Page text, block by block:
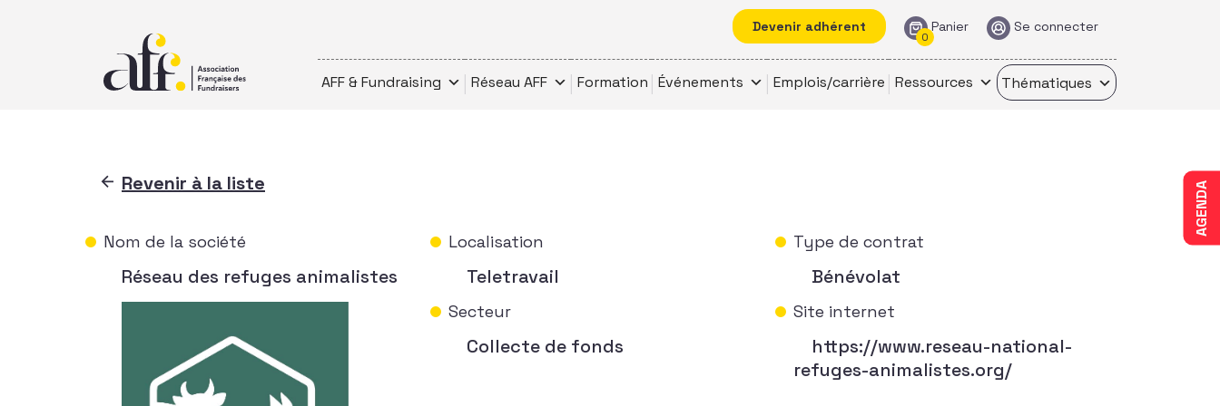
Devenir adhérent Panier
0
Se connecter
AFF & Fundraising Réseau AFF Formation Événements Emplois/carrière Ressources Thématiques
AGENDA
Revenir à la liste
Nom de la société
Réseau des refuges animalistes
Localisation
Teletravail
Secteur
Collecte de fonds
Type de contrat
Bénévolat
Site internet
https://www.reseau-national-
refuges-animalistes.org/